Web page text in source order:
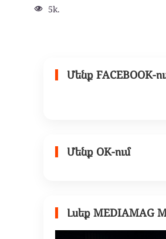
5k.
Մենք FACEBOOK-
Մենք OK-ում
Լսեք MEDIAMAG